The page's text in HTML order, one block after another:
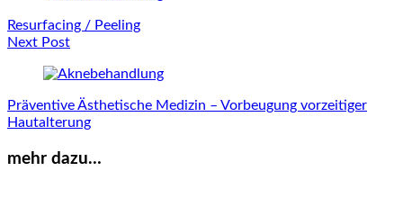
Resurfacing / Peeling
Next Post
Präventive Ästhetische Medizin – Vorbeugung vorzeitiger
Hautalterung
mehr dazu…